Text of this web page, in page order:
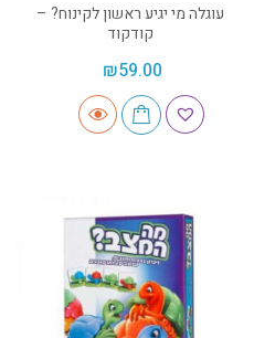
עוגלה מי יגיע ראשון לקינוח? –
קודקוד
₪59.00